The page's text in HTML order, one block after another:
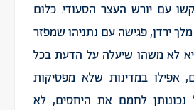
עם יורש העצר הסעודי. כלום
ירדן, פגישה עם נתניהו שמפזר
לא משהו שיעלה על הדעת בכל
אפילו במדינות שלא מפסיקות
לחמם את היחסים, לא